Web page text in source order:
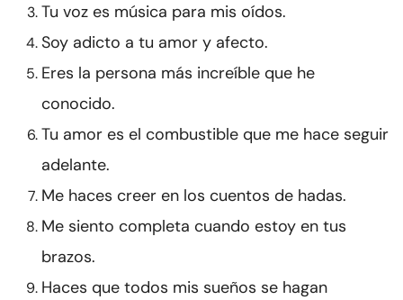
Tu voz es música para mis oídos.
Soy adicto a tu amor y afecto.
Eres la persona más increíble que he
conocido.
Tu amor es el combustible que me hace seguir
adelante.
Me haces creer en los cuentos de hadas.
Me siento completa cuando estoy en tus
brazos.
Haces que todos mis sueños se hagan